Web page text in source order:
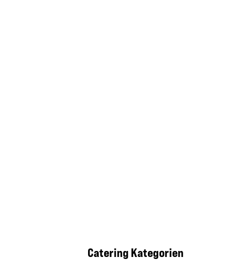
Catering Kategorien